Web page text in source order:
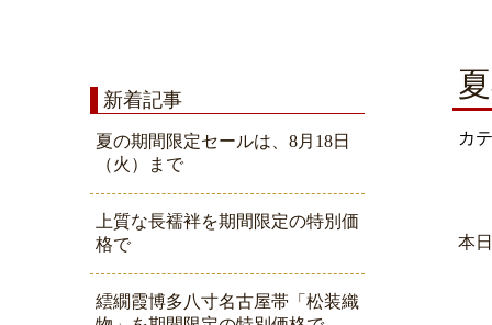
新着記事
夏の期間限定セールは、8月18日
（火）まで
上質な長襦袢を期間限定の特別価
格で
繧繝霞博多八寸名古屋帯「松装織
カ
本